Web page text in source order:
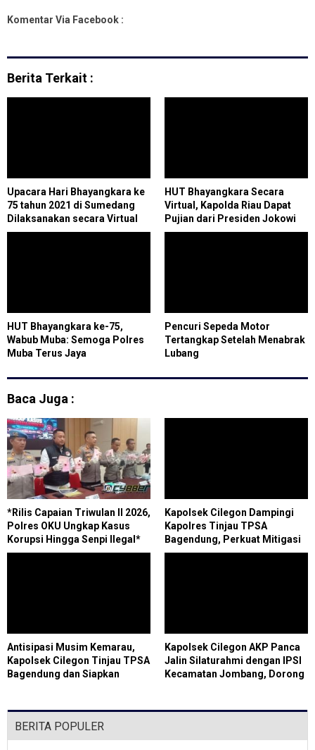
Komentar Via Facebook :
Berita Terkait :
Upacara Hari Bhayangkara ke
75 tahun 2021 di Sumedang
Dilaksanakan secara Virtual
HUT Bhayangkara Secara
Virtual, Kapolda Riau Dapat
Pujian dari Presiden Jokowi
HUT Bhayangkara ke-75,
Wabub Muba: Semoga Polres
Muba Terus Jaya
Pencuri Sepeda Motor
Tertangkap Setelah Menabrak
Lubang
Baca Juga :
*Rilis Capaian Triwulan II 2026,
Polres OKU Ungkap Kasus
Korupsi Hingga Senpi Ilegal*
Kapolsek Cilegon Dampingi
Kapolres Tinjau TPSA
Bagendung, Perkuat Mitigasi
Cegah Kebakaran
Antisipasi Musim Kemarau,
Kapolsek Cilegon Tinjau TPSA
Bagendung dan Siapkan
Kapolsek Cilegon AKP Panca
Jalin Silaturahmi dengan IPSI
Kecamatan Jombang, Dorong
BERITA POPULER